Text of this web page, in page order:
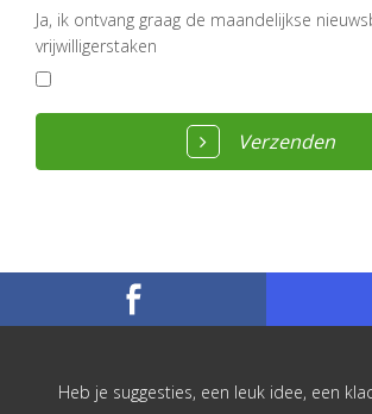
Ja, ik ontvang graag de maandelijkse
vrijwilligerstaken
Verzenden
Heb je suggesties, een leuk idee, een